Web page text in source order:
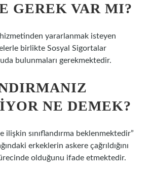
GEREK VAR MI?
yararlanmak isteyen
birlikte Sosyal Sigortalar
bulunmaları gerekmektedir.
NE DEMEK?
ilişkin sınıflandırma beklenmektedir”
erkeklerin askere çağrıldığını
olduğunu ifade etmektedir.